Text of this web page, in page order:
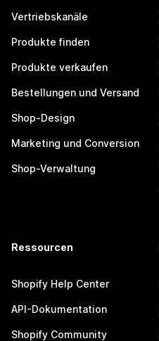
Vertriebskanäle
Produkte finden
Produkte verkaufen
Bestellungen und Versand
Shop-Design
Marketing und Conversion
Shop-Verwaltung
Ressourcen
Shopify Help Center
API-Dokumentation
Shopify Community